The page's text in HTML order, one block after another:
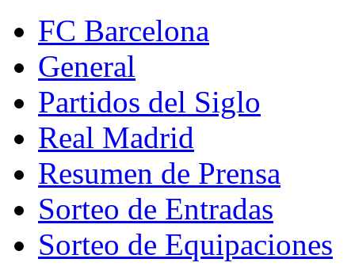
FC Barcelona
General
Partidos del Siglo
Real Madrid
Resumen de Prensa
Sorteo de Entradas
Sorteo de Equipaciones